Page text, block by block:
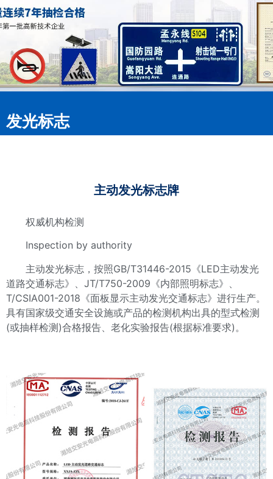
发光标志
主动发光标志牌
权威机构检测
Inspection by authority
主动发光标志，按照GB/T31446-2015《LED主动发光
道路交通标志》、JT/T750-2009《内部照明标志》、
T/CSIA001-2018《面板显示主动发光交通标志》进行生产。
具有国家级交通安全设施或产品的检测机构出具的型式检测
(或抽样检测)合格报告、老化实验报告(根据标准要求)。